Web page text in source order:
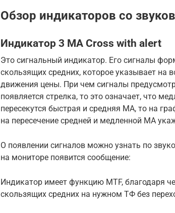
Обзор индикаторов со
Индикатор 3 MA Cross with alert
Это сигнальный индикатор. Его сигналы
скользящих средних, которое указывает на
движения цены. При чем сигналы
появляется стрелка, то это означает, что
пересекутся быстрая и средняя МА, то на
на пересечение средней и медленной МА
О появлении сигналов можно узнать по
на мониторе появится сообщение:
Индикатор имеет функцию MTF, благодаря
скользящих средних на нужном ТФ без